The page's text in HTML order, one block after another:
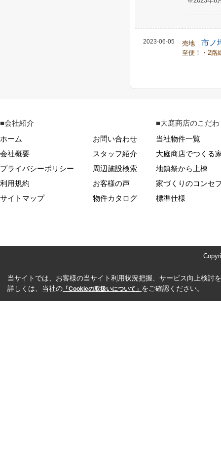
2023-06-05 売地 市ノ
至便！・2路
■会社紹介
ホーム
会社概要
プライバシーポリシー
利用規約
サイトマップ
お問い合わせ
スタッフ紹介
周辺施設検索
お客様の声
物件カタログ
■大庭商店のこだわ
当社物件一覧
大庭商店でつくる
地鎮祭から上棟
家づくりのコンセ
標準仕様
当サイトでは、お客様の当サイト利用状況把握、サービス向上検討
詳しくは、当社の 「Cookieの取扱いについて」 をご確認ください。